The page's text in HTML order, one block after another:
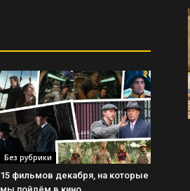
Без рубрики
15 фильмов декабря, на которые